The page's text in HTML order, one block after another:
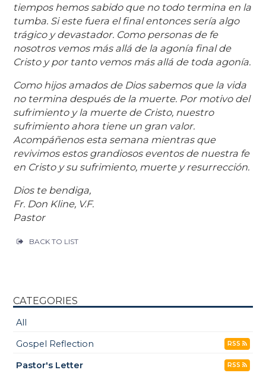
tiempos hemos sabido que no todo termina en la
tumba. Si este fuera el final entonces sería algo
trágico y devastador. Como personas de fe
nosotros vemos más allá de la agonía final de
Cristo y por tanto vemos más allá de toda agonía.
Como hijos amados de Dios sabemos que la vida
no termina después de la muerte. Por motivo del
sufrimiento y la muerte de Cristo, nuestro
sufrimiento ahora tiene un gran valor.
Acompáñenos esta semana mientras que
revivimos estos grandiosos eventos de nuestra fe
en Cristo y su sufrimiento, muerte y resurrección.
Dios te bendiga,
Fr. Don Kline, V.F.
Pastor
BACK TO LIST
CATEGORIES
All
Gospel Reflection
RSS
Pastor's Letter RSS